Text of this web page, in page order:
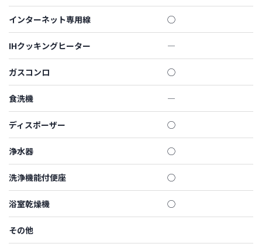
インターネット専用線 ◯
IHクッキングヒーター ―
ガスコンロ ◯
食洗機 ―
ディスポーザー ◯
浄水器 ◯
洗浄機能付便座 ◯
浴室乾燥機 ◯
その他